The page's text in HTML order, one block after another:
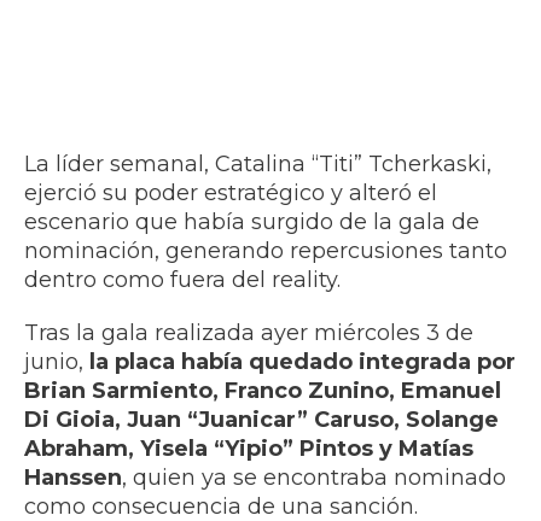
La líder semanal, Catalina “Titi” Tcherkaski,
ejerció su poder estratégico y alteró el
escenario que había surgido de la gala de
nominación, generando repercusiones tanto
dentro como fuera del reality.
Tras la gala realizada ayer miércoles 3 de
junio, la placa había quedado integrada por
Brian Sarmiento, Franco Zunino, Emanuel
Di Gioia, Juan “Juanicar” Caruso, Solange
Abraham, Yisela “Yipio” Pintos y Matías
Hanssen, quien ya se encontraba nominado
como consecuencia de una sanción.